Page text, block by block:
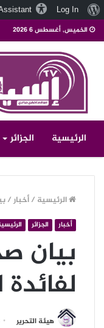
الخميس, أغسطس 6 2026
الرئيسية الجزائر
الرئيسية /أخبار/
أخبار الجزائر
بيان
هيئة التحرير
نبذة
عن
Log In